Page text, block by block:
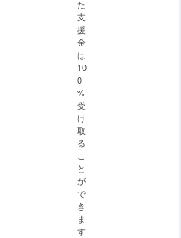
た
支
援
金
は
10
0
%
受
け
取
る
こ
と
が
で
き
ま
す